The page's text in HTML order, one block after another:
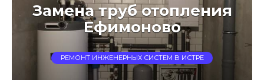
Замена труб отопления
Ефимоново
РЕМОНТ ИНЖЕНЕРНЫХ СИСТЕМ В ИСТРЕ